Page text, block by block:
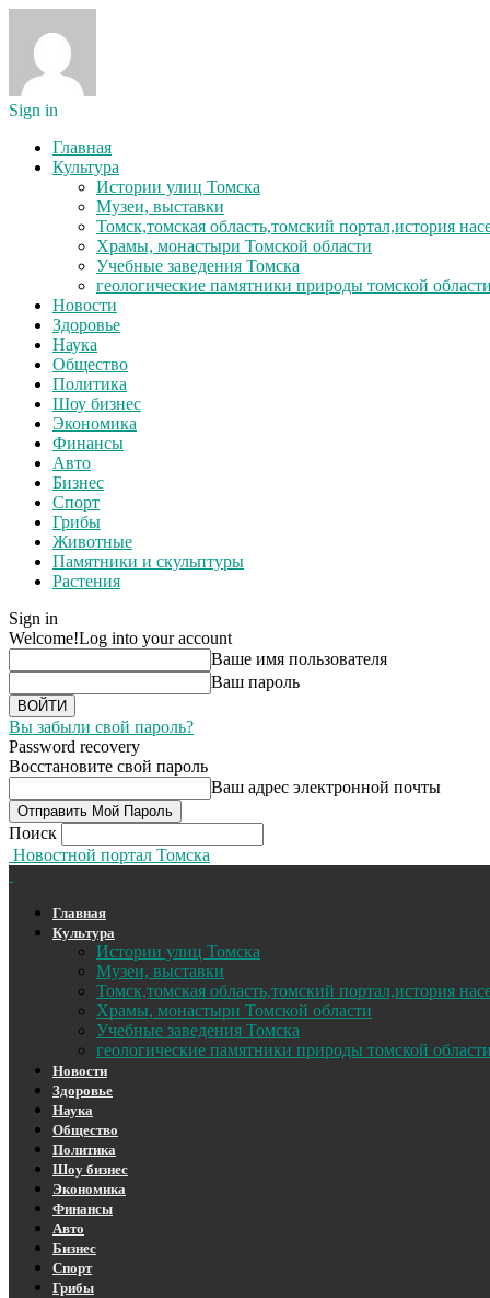
Sign in
Главная
Культура
Истории улиц Томска
Музеи, выставки
Томск,томская область,томский портал,история
Храмы, монастыри Томской области
Учебные заведения Томска
геологические памятники природы томской области
Новости
Здоровье
Наука
Общество
Политика
Шоу бизнес
Экономика
Финансы
Авто
Бизнес
Спорт
Грибы
Животные
Памятники и скульптуры
Растения
Sign in
Welcome!Log into your account
Ваше имя пользователя
Ваш пароль
Вы забыли свой пароль?
Password recovery
Восстановите свой пароль
Ваш адрес электронной почты
Поиск
Новостной портал Томска
Главная
Культура
Истории улиц Томска
Музеи, выставки
Томск,томская область,томский портал,история
Храмы, монастыри Томской области
Учебные заведения Томска
геологические памятники природы томской области
Новости
Здоровье
Наука
Общество
Политика
Шоу бизнес
Экономика
Финансы
Авто
Бизнес
Спорт
Грибы